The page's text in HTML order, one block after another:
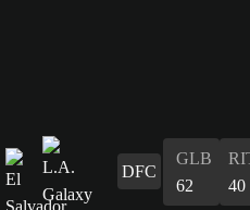
DFC
GLB
62
40